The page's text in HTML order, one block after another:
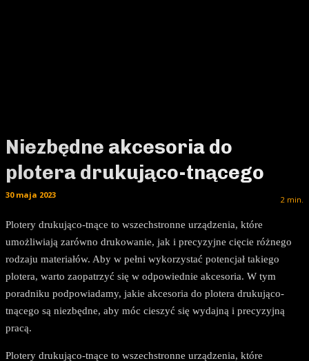
Niezbędne akcesoria do
plotera drukująco-tnącego
2 min.
30 maja 2023
Plotery drukująco-tnące to wszechstronne urządzenia, które
umożliwiają zarówno drukowanie, jak i precyzyjne cięcie różnego
rodzaju materiałów. Aby w pełni wykorzystać potencjał takiego
plotera, warto zaopatrzyć się w odpowiednie akcesoria. W tym
poradniku podpowiadamy, jakie akcesoria do plotera drukująco-
tnącego są niezbędne, aby móc cieszyć się wydajną i precyzyjną
pracą.
Plotery drukująco-tnące to wszechstronne urządzenia, które